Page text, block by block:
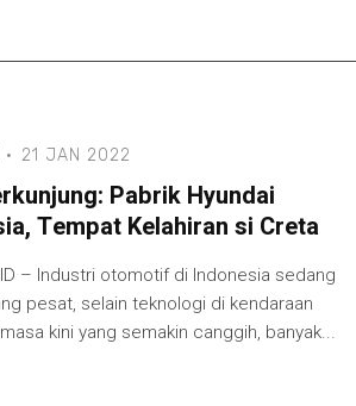
· 21 JAN 2022
Pabrik Hyundai
Tempat Kelahiran si Creta
– Industri otomotif di Indonesia sedang
pesat, selain teknologi di kendaraan
kini yang semakin canggih, banyak...